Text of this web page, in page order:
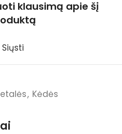
klausimą apie šį
Siųsti
, Kėdės